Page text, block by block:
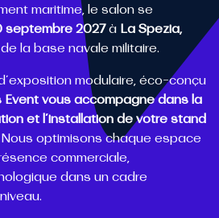
maritime, le salon se
septembre 2027à La Spezia,
la base navale militaire.
modulaire, éco-conçu
Event vous accompagne dans la
et l’installation de votre stand
Nous optimisons chaque espace
commerciale,
dans un cadre